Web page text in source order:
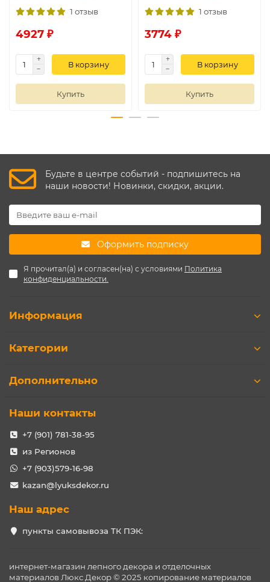
1 отзыв
4927 ₽
В корзину
Купить
1 отзыв
3774 ₽
В корзину
Купить
Будьте в центре событий - подпишитесь на
наши новости! Новинки, скидки, акции.
Оформить подписку
Я прочитал(а) и согласен(на) с условиями Политика
конфиденциальности.
Информация
Категории
Дополнительно
Наши контакты
+7 (901) 781-38-95
из Регионов
+7 (903)579-16-98
kazan@lyuksdekor.ru
Наш адрес
пункты самовывоза ТК ПЭК:
интернет-магазин лепного декора и отделочных
материалов Люкс Декор © 2025 копирование материалов